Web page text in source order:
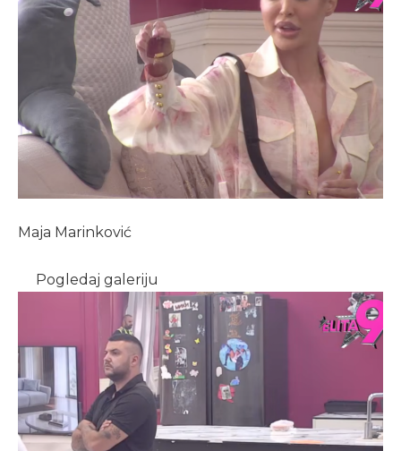
Maja Marinković
Pogledaj galeriju